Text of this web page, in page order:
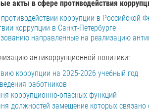
акты в сфере противодействия
коррупции в Российской
коррупции в Санкт-Петербурге
направленные на реализацию
антикоррупционной политики:
коррупции на 2025-2026 учебный год
работников
коррупционно-опасных функций
должностей замещение которых